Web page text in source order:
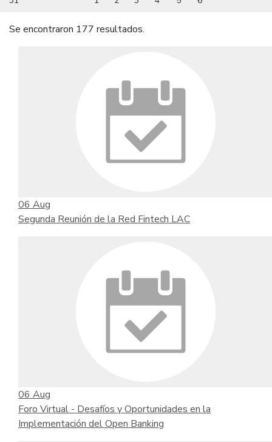
Se encontraron 177 resultados.
06 Aug
Segunda Reunión de la Red Fintech LAC
06 Aug
Foro Virtual - Desafíos y Oportunidades en la
Implementación del Open Banking